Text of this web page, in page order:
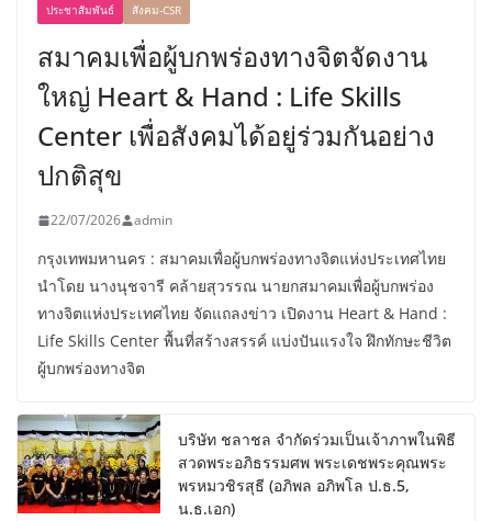
ประชาสัมพันธ์ สังคม-CSR
สมาคมเพื่อผู้บกพร่องทางจิตจัดงาน
ใหญ่ Heart & Hand : Life Skills
Center เพื่อสังคมได้อยู่ร่วมกันอย่าง
ปกติสุข
22/07/2026 admin
กรุงเทพมหานคร : สมาคมเพื่อผู้บกพร่องทางจิตแห่งประเทศไทย
นำโดย นางนุชจารี คล้ายสุวรรณ นายกสมาคมเพื่อผู้บกพร่อง
ทางจิตแห่งประเทศไทย จัดแถลงข่าว เปิดงาน Heart & Hand :
Life Skills Center พื้นที่สร้างสรรค์ แบ่งปันแรงใจ ฝึกทักษะชีวิต
ผู้บกพร่องทางจิต
บริษัท ชลาชล จำกัดร่วมเป็นเจ้าภาพในพิธี
สวดพระอภิธรรมศพ พระเดชพระคุณพระ
พรหมวชิรสุธี (อภิพล อภิพโล ป.ธ.5,
น.ธ.เอก)